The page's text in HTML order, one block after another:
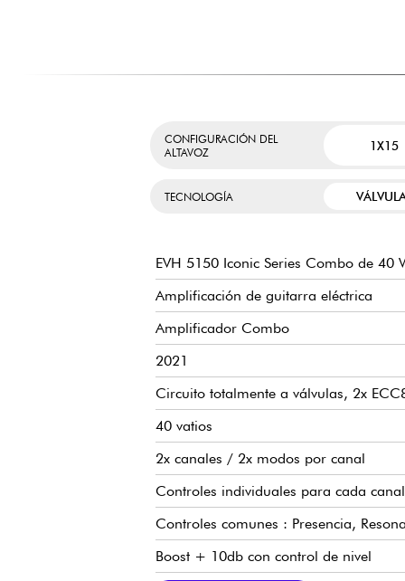
CONFIGURACIÓN DEL
ALTAVOZ
1X15
TECNOLOGÍA
EVH 5150 Iconic Series Combo de 40
Amplificación de guitarra eléctrica
Amplificador Combo
2021
Circuito totalmente a válvulas, 2x
40 vatios
2x canales / 2x modos por canal
Controles individuales para cada
Controles comunes : Presencia,
Boost + 10db con control de nivel